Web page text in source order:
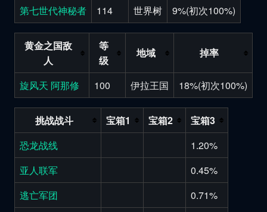
第七世代神秘者
114 世界树 9%(初次100%)
黄金之国敌
人
等
级
地域 掉率
旋风天 阿那修 100 伊拉王国 18%(初次100%)
挑战战斗 宝箱1 宝箱2
宝箱3
恐龙战线
1.20%
亚人联军
0.45%
逃亡军团
0.71%